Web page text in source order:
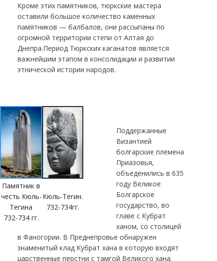
Кроме этих памятников, тюркские мастера
оставили большое количество каменных
памятников — балбалов, они рассыпаны по
огромной территории степи от Алтая до
Днепра.Период Тюркских каганатов является
важнейшим этапом в консолидации и развитии
этнической истории народов.
Памятник в
честь Кюль-
Тегина
732-734 гг.
Кюль-Тегин.
732-734гг.
Поддержанные
Византией
болгарские племена
Приазовья,
объеденились в 635
году Великое
Болгарское
государство, во
главе с Кубрат
ханом, со столицей
в Фаногории. В Преднепровье обнаружен
знаменитый клад Кубрат хана в которую входят
царственные перстни с тамгой Великого хана.